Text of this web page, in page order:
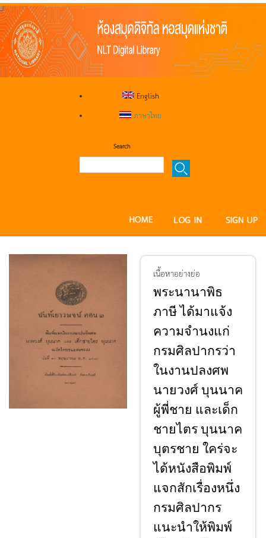
English
ภาษาไทย
Search
เนื้อหาอย่างย่อ
พระนานาพิธ
ภาษี ได้มาแจ้ง
ความจํานงแก่
กรมศิลปากรว่า
ในงานปลงศพ
นายวงศ์ บุนนาค
ผู้พี่ชาย และเด็ก
ชายไตร บุนนาค
บุตรชาย ใคร่จะ
ได้หนังสือพิมพ์
แจกสักเรื่องหนึ่ง
กรมศิลปากร
แนะนําให้พิมพ์